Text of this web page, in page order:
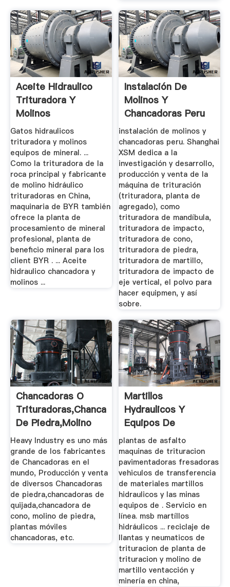
Aceite Hidraulico
Trituradora Y
Molinos
Gatos hidraulicos
trituradora y molinos
equipos de mineral. ...
Como la trituradora de la
roca principal y fabricante
de molino hidráulico
trituradoras en China,
maquinaria de BYR también
ofrece la planta de
procesamiento de mineral
profesional, planta de
beneficio mineral para los
client BYR . ... Aceite
hidraulico chancadora y
molinos ...
Instalación De
Molinos Y
Chancadoras Peru
Trituradora De ...
instalación de molinos y
chancadoras peru. Shanghai
XSM dedica a la
investigación y desarrollo,
producción y venta de la
máquina de trituración
(trituradora, planta de
agregado), como
trituradora de mandíbula,
trituradora de impacto,
trituradora de cono,
trituradora de piedra,
trituradora de martillo,
trituradora de impacto de
eje vertical, el polvo para
hacer equipmen, y así
sobre.
Chancadoras O
Trituradoras,Chancadora
De Piedra,Molino
De ...
Heavy Industry es uno más
grande de los fabricantes
de Chancadoras en el
mundo, Producción y venta
de diversos Chancadoras
de piedra,chancadoras de
quijada,chancadora de
cono, molino de piedra,
plantas móviles
chancadoras, etc.
Martillos
Hydraulicos Y
Equipos De
Trituracion
plantas de asfalto
maquinas de trituracion
pavimentadoras fresadoras
vehiculos de transferencia
de materiales martillos
hidraulicos y las minas
equipos de . Servicio en
línea. msb martíllos
hidráulicos ... reciclaje de
llantas y neumaticos de
trituracion de planta de
trituracion y molino de
martillo ventacción y
minería en china,